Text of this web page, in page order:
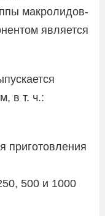
макролидов-
является
в т. ч.:
приготовления
500 и 1000